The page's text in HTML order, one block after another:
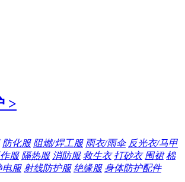
>
防化服 阻燃/焊工服 雨衣/雨伞 反光衣/马甲
服 隔热服 消防服 救生衣 打砂衣 围裙 棉
电服 射线防护服 绝缘服 身体防护配件